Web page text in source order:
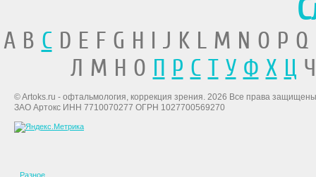
A B CD E F G H I J K L M N O P
Л М Н О П Р С Т У Ф Х Ц
© Artoks.ru - офтальмология, коррекция зрения. 2026 Все права
ЗАО Артокс ИНН 7710070277 ОГРН 1027700569270
Разное